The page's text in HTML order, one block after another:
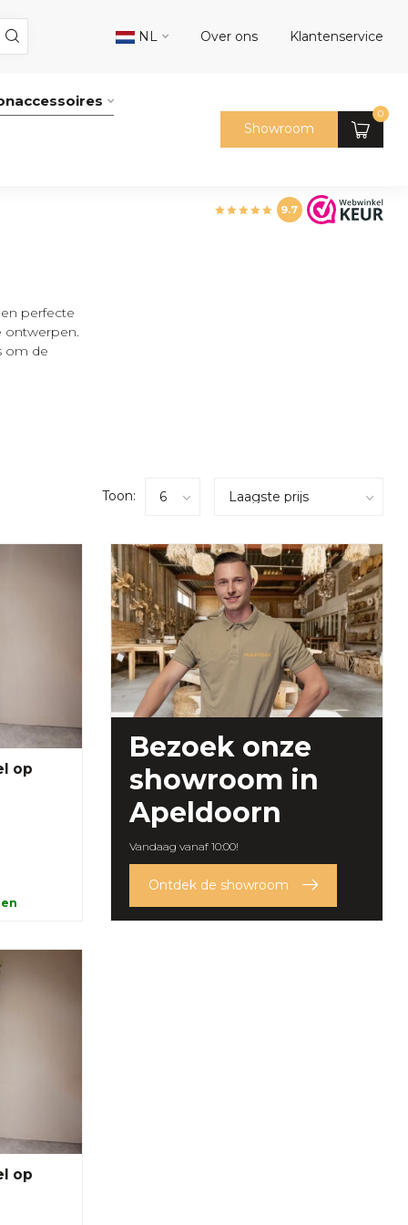
NL Over ons Klantenservice
Showroom
0
9.7
perfecte
ontwerpen.
om de
Toon:
op
Bezoek onze
showroom in
Apeldoorn
Vandaag vanaf 10:00!
Ontdek de showroom
op